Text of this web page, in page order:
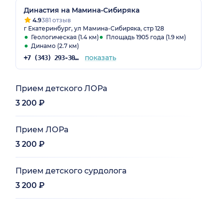
Династия на Мамина-Сибиряка
4.9381 отзыв
г Екатеринбург, ул Мамина-Сибиряка, стр 128
Геологическая (1.4 км)
Площадь 1905 года (1.9 км)
Динамо (2.7 км)
+7 (343) 293-30-81 показать
Прием детского ЛОРа
3 200 ₽
Прием ЛОРа
3 200 ₽
Прием детского сурдолога
3 200 ₽